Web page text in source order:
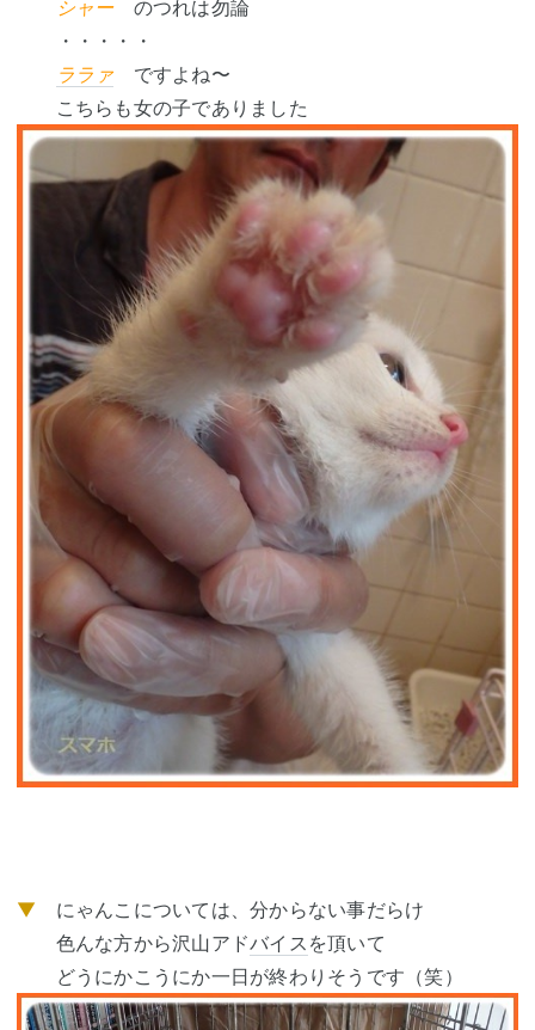
シャーのつれは勿論
・・・・・
ララァですよね〜
こちらも女の子でありました
▼ にゃんこについては、分からない事だらけ
色んな方から沢山アドバイス を頂いて
どうにかこうにか一日が終わりそうです（笑）